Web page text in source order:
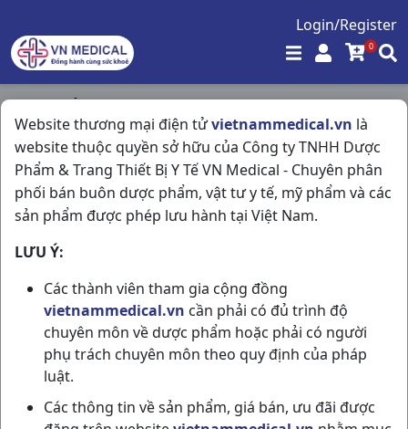
Login/Register
0
Website thương mại điện tửvietnammedical.vn là
website thuộc quyền sở hữu của Công ty TNHH Dược
Phẩm & Trang Thiết Bị Y Tế VN Medical - Chuyên phân
phối bán buôn dược phẩm, vật tư y tế, mỹ phẩm và các
sản phẩm được phép lưu hành tại Việt Nam.
LƯU Ý:
Các thành viên tham gia cộng đồng
vietnammedical.vn cần phải có đủ trình độ
chuyên môn về dược phẩm hoặc phải có người
phụ trách chuyên môn theo quy định của pháp
luật.
Các thông tin về sản phẩm, giá bán, ưu đãi được
Trang chủ / Đông Dược / V Phonte C40vbf vạn xuân